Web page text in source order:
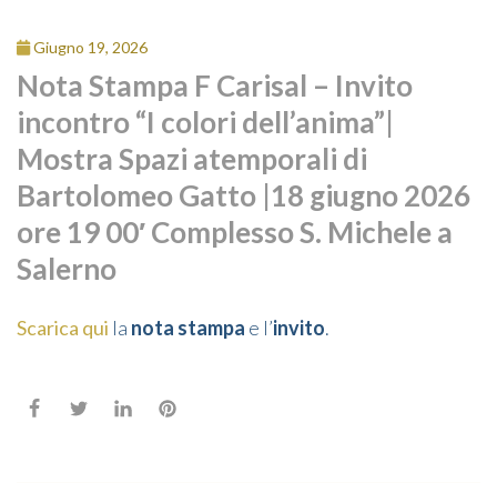
Giugno 19, 2026
Nota Stampa F Carisal – Invito
incontro “I colori dell’anima”|
Mostra Spazi atemporali di
Bartolomeo Gatto |18 giugno 2026
ore 19 00′ Complesso S. Michele a
Salerno
Scarica qui la nota stampa e l’invito.